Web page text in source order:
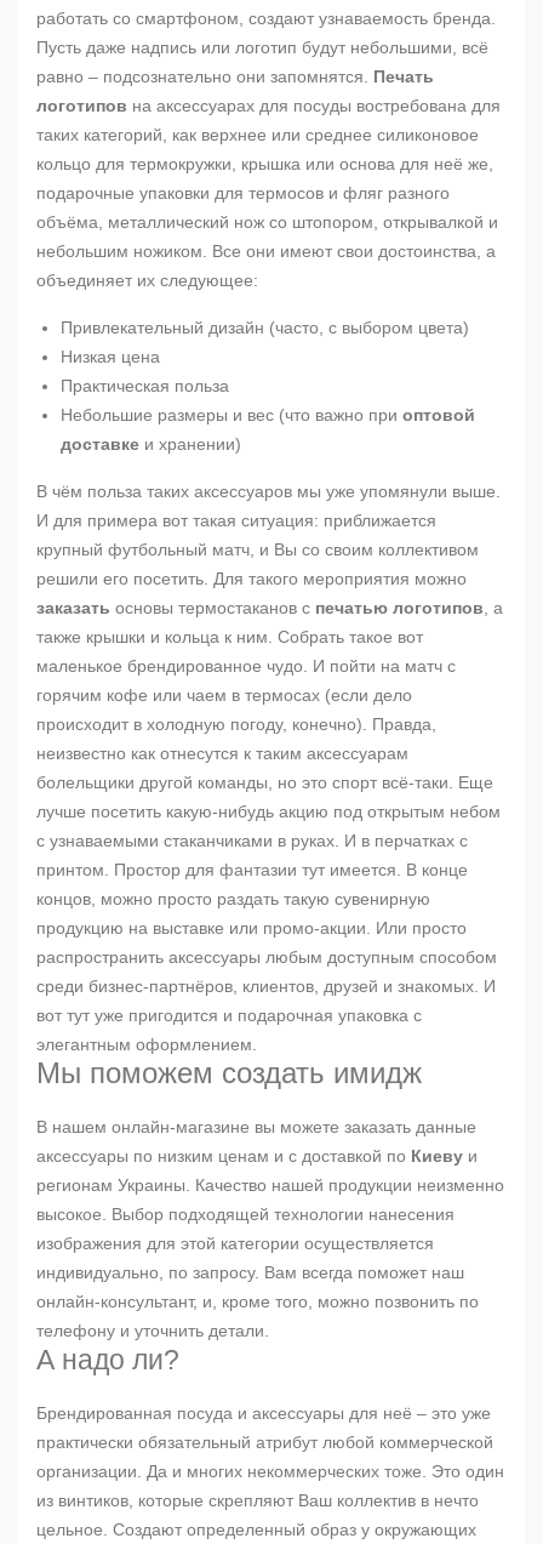
работать со смартфоном, создают узнаваемость бренда.
Пусть даже надпись или логотип будут небольшими, всё
равно – подсознательно они запомнятся. Печать
логотипов на аксессуарах для посуды востребована для
таких категорий, как верхнее или среднее силиконовое
кольцо для термокружки, крышка или основа для неё же,
подарочные упаковки для термосов и фляг разного
объёма, металлический нож со штопором, открывалкой и
небольшим ножиком. Все они имеют свои достоинства, а
объединяет их следующее:
Привлекательный дизайн (часто, с выбором цвета)
Низкая цена
Практическая польза
Небольшие размеры и вес (что важно при оптовой
доставке и хранении)
В чём польза таких аксессуаров мы уже упомянули выше.
И для примера вот такая ситуация: приближается
крупный футбольный матч, и Вы со своим коллективом
решили его посетить. Для такого мероприятия можно
заказать основы термостаканов с печатью логотипов , а
также крышки и кольца к ним. Собрать такое вот
маленькое брендированное чудо. И пойти на матч с
горячим кофе или чаем в термосах (если дело
происходит в холодную погоду, конечно). Правда,
неизвестно как отнесутся к таким аксессуарам
болельщики другой команды, но это спорт всё-таки. Еще
лучше посетить какую-нибудь акцию под открытым небом
с узнаваемыми стаканчиками в руках. И в перчатках с
принтом. Простор для фантазии тут имеется. В конце
концов, можно просто раздать такую сувенирную
продукцию на выставке или промо-акции. Или просто
распространить аксессуары любым доступным способом
среди бизнес-партнёров, клиентов, друзей и знакомых. И
вот тут уже пригодится и подарочная упаковка с
элегантным оформлением.
Мы поможем создать имидж
В нашем онлайн-магазине вы можете заказать данные
аксессуары по низким ценам и с доставкой по Киеву и
регионам Украины. Качество нашей продукции неизменно
высокое. Выбор подходящей технологии нанесения
изображения для этой категории осуществляется
индивидуально, по запросу. Вам всегда поможет наш
онлайн-консультант, и, кроме того, можно позвонить по
телефону и уточнить детали.
А надо ли?
Брендированная посуда и аксессуары для неё – это уже
практически обязательный атрибут любой коммерческой
организации. Да и многих некоммерческих тоже. Это один
из винтиков, которые скрепляют Ваш коллектив в нечто
цельное. Создают определенный образ у окружающих